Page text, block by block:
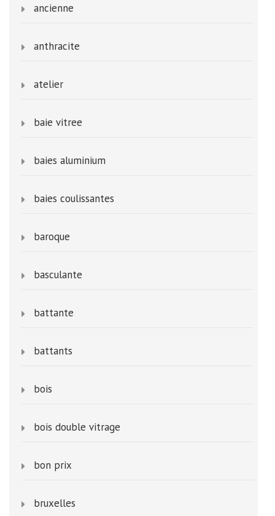
ancienne
anthracite
atelier
baie vitree
baies aluminium
baies coulissantes
baroque
basculante
battante
battants
bois
bois double vitrage
bon prix
bruxelles